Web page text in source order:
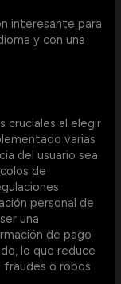
interesante para
y con una
cruciales al elegir
varias
del usuario sea
de
personal de
una
de pago
lo que reduce
fraudes o robos